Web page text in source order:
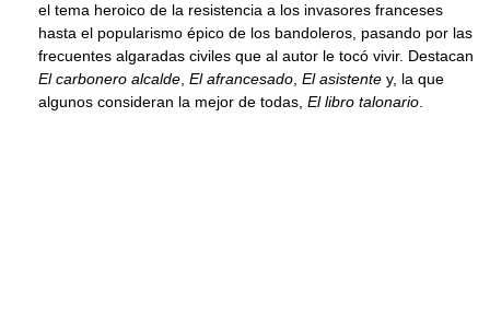
el tema heroico de la resistencia a los invasores franceses
hasta el popularismo épico de los bandoleros, pasando por las
frecuentes algaradas civiles que al autor le tocó vivir. Destacan
El carbonero alcalde El afrancesado El asistente y, la que
algunos consideran la mejor de todas, El libro talonario